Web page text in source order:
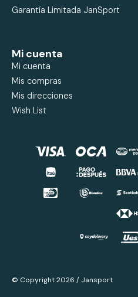
Garantía Limitada JanSport
Mi cuenta
Mi cuenta
Mis compras
Mis direcciones
Wish List
© Copyright 2026 / Jansport